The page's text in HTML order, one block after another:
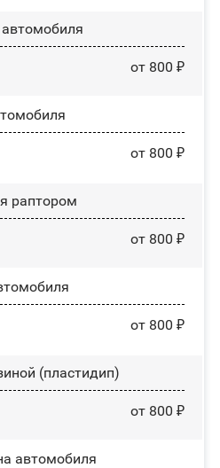
от 800 ₽
от 800 ₽
раптором
от 800 ₽
от 800 ₽
(пластидип)
от 800 ₽
автомобиля